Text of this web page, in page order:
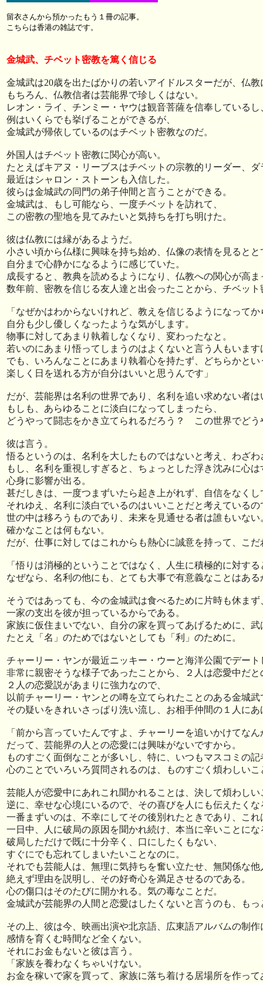
留衣さんから預かったもう１冊の記事。
こちらは香港の雑誌です。
金城武、チベット密教を篤く信じる
金城武は20歳を出たばかりの若いアイドルスターだが、仏
もちろん、仏教信者は芸能界で珍しくはない。
レオン・ライ、チンミー・ヤウは観音菩薩を信奉しているし
例はいくらでも挙げることができるが、
金城武が帰依しているのはチベット密教なのだ。
外国人はチベット密教に関心が高い。
たとえばキアヌ・リーブスはチベットの宗教的リーダー、
最近はシャロン・ストーンも入信した。
彼らは金城武の同門の弟子仲間と言うことができる。
金城武は、もし可能なら、一度チベットを訪れて、
この密教の聖地を見てみたいと気持ちを打ち明けた。
彼は仏教には縁があるようだ。
小さい頃から仏様に興味を持ち始め、仏像の表情を見ると
自分まで心静かになるように感じていた。
成長すると、教典を読めるようになり、仏教への関心が高ま
数年前、密教を信じる友人達と出会ったことから、チベッ
「なぜかはわからないけれど、教えを信じるようになってか
自分も少し優しくなったような気がします。
物事に対してあまり執着しなくなり、変わったなと。
若いのにあまり悟ってしまうのはよくないと言う人もいます
でも、いろんなことにあまり執着心を持たず、どちらかとい
楽しく日を送れる方が自分はいいと思うんです」
だが、芸能界は名利の世界であり、名利を追い求めない者は
もしも、あらゆることに淡白になってしまったら、
どうやって闘志をかき立てられるだろう？ この世界でどう
彼は言う。
悟るというのは、名利を大したものではないと考え、わざ
もし、名利を重視しすぎると、ちょっとした浮き沈みに心
心身に影響が出る。
甚だしきは、一度つまずいたら起き上がれず、自信をなく
それゆえ、名利に淡白でいるのはいいことだと考えているの
世の中は移ろうものであり、未来を見通せる者は誰もいない
確かなことは何もない。
だが、仕事に対してはこれからも熱心に誠意を持って、こ
「悟りは消極的ということではなく、人生に積極的に対す
なぜなら、名利の他にも、とても大事で有意義なことはある
そうではあっても、今の金城武は食べるために片時も休ま
一家の支出を彼が担っているからである。
家族に仮住まいでない、自分の家を買ってあげるために、
たとえ「名」のためではないとしても「利」のために。
チャーリー・ヤンが最近ニッキー・ウーと海洋公園でデー
非常に親密そうな様子であったことから、２人は恋愛中だ
２人の恋愛説があまりに強力なので、
以前チャーリー・ヤンとの噂を立てられたことのある金城武
その疑いをきれいさっぱり洗い流し、お相手仲間の１人に
「前から言っていたんですよ、チャーリーを追いかけてな
だって、芸能界の人との恋愛には興味がないですから。
ものすごく面倒なことが多いし、特に、いつもマスコミの記
心のことでいろいろ質問されるのは、ものすごく煩わしいこ
芸能人が恋愛中にあれこれ聞かれることは、決して煩わし
逆に、幸せな心境にいるので、その喜びを人にも伝えたくな
一番まずいのは、不幸にしてその後別れたときであり、これ
一日中、人に破局の原因を聞かれ続け、本当に辛いことにな
破局しただけで既に十分辛く、口にしたくもない、
すぐにでも忘れてしまいたいことなのに。
それでも芸能人は、無理に気持ちを奮い立たせ、無関係な他
絶えず理由を説明し、その好奇心を満足させるのである。
心の傷口はそのたびに開かれる。気の毒なことだ。
金城武が芸能界の人間と恋愛はしたくないと言うのも、もっ
その上、彼は今、映画出演や北京語、広東語アルバムの制作
感情を育くむ時間など全くない。
それにお金もないと彼は言う。
「家族を養わなくちゃいけない。
お金を稼いで家を買って、家族に落ち着ける居場所を作っ